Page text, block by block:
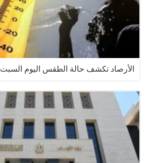
الأرصاد تكشف حالة الطقس اليوم السبت 8 أغسطس 2026